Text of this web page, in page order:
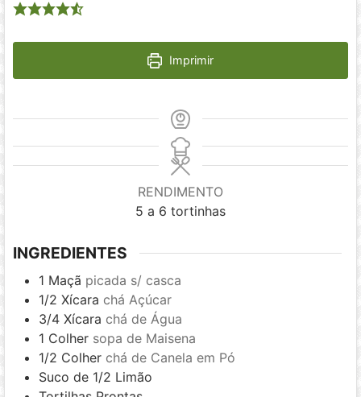
Imprimir
RENDIMENTO
5 a 6 tortinhas
INGREDIENTES
1 Maçã picada s/ casca
1/2 Xícara chá Açúcar
3/4 Xícara chá de Água
1 Colher sopa de Maisena
1/2 Colher chá de Canela em Pó
Suco de 1/2 Limão